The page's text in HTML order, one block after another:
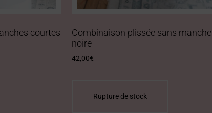
courtes
Combinaison plissée sans manche
noire
42,00€